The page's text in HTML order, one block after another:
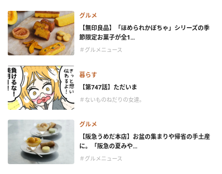
グルメ
【無印良品】「ほめられかぼちゃ」シリーズの季
節限定お菓子が全1...
＃グルメニュース
暮らす
【第747話】ただいま
＃ないものねだりの女達。
グルメ
【阪急うめだ本店】お盆の集まりや帰省の手土産
に。「阪急の夏みや...
＃グルメニュース